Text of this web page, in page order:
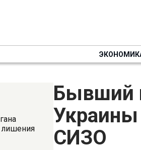
лишения
Бывший
СИЗО